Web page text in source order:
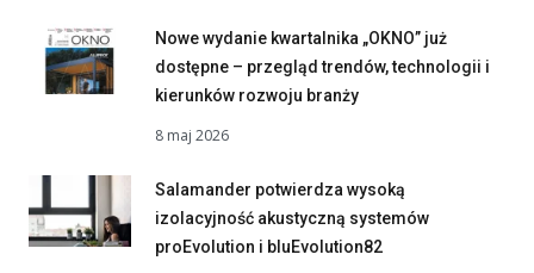
Nowe wydanie kwartalnika „OKNO” już
dostępne – przegląd trendów, technologii i
kierunków rozwoju branży
8 maj 2026
Salamander potwierdza wysoką
izolacyjność akustyczną systemów
proEvolution i bluEvolution82